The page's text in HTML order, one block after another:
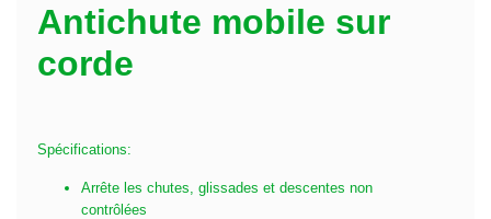
Antichute mobile sur
corde
Spécifications:
Arrête les chutes, glissades et descentes non
contrôlées